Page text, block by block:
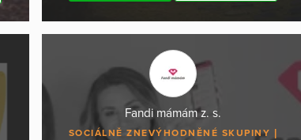
Fandi mámám z. s.
SOCIÁLNĚ ZNEVÝHODNĚNÉ SKUPINY